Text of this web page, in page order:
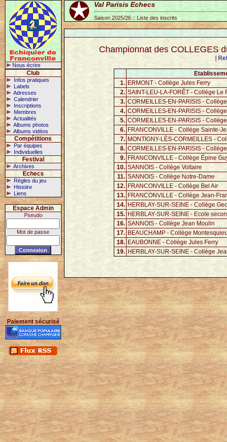
Nous écrire
Club
Infos pratiques
Labels
Adresses
Calendrier
Inscriptions
Membres
Actualités
Albums photos
Albums vidéos
Compétitions
Par équipes
Individuelles
Festival
Archives
Echecs
Règles du jeu
Histoire
Liens
Espace Admin
Pseudo
Mot de passe
Paiement sécurisé
Val Parisis Echecs
Saison 2025/26 :: Liste des inscrits
Championnat des COLLEGES
1. ERMONT - Collège Jules Ferry
2. SAINT-LEU-LA-FORÊT - Collège Le
3. CORMEILLES-EN-PARISIS -
4. CORMEILLES-EN-PARISIS -
5. CORMEILLES-EN-PARISIS -
6. FRANCONVILLE - Collège Sainte-
7. MONTIGNY-LÈS-CORMEILLES -
8. CORMEILLES-EN-PARISIS -
9. FRANCONVILLE - Collège Épine
10. SANNOIS - Collège Voltaire
11. SANNOIS - Collège Notre-Dame
12. FRANCONVILLE - Collège Bel Air
13. FRANCONVILLE - Collège Jean-
14. HERBLAY-SUR-SEINE - Collège
15. HERBLAY-SUR-SEINE - Ecole
16. SANNOIS - Collège Jean Moulin
17. BEAUCHAMP - Collège Montesquieu
18. EAUBONNE - Collège Jules Ferry
19. HERBLAY-SUR-SEINE - Collège